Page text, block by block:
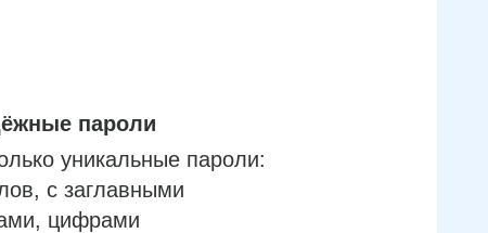
пароли
уникальные пароли:
с заглавными
цифрами